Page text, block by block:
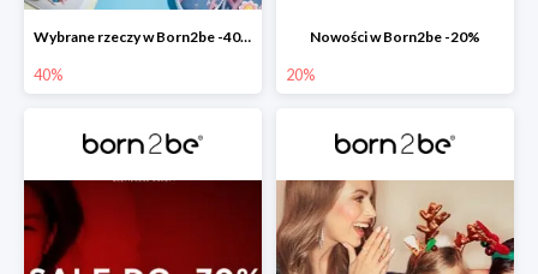
Wybrane rzeczy w Born2be -40%
40%
Nowości w Born2be -20%
20%